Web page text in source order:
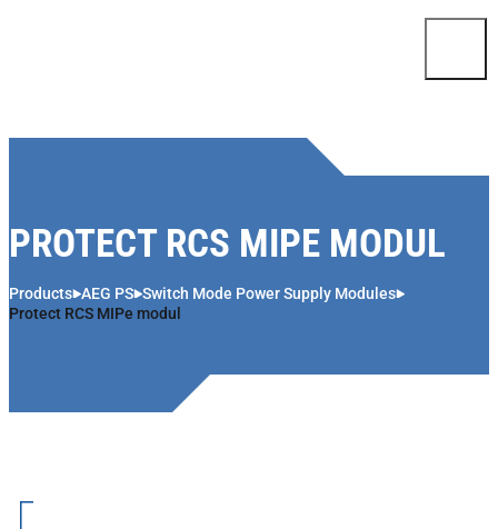
PROTECT RCS MIPE MODUL
Products AEG PS Switch Mode Power Supply Modules
Protect RCS MIPe modul